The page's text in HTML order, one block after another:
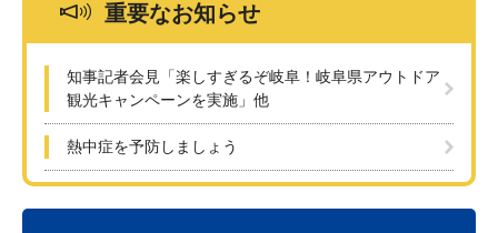
重要なお知らせ
知事記者会見「楽しすぎるぞ岐阜！岐阜県アウトドア
観光キャンペーンを実施」他
熱中症を予防しましょう